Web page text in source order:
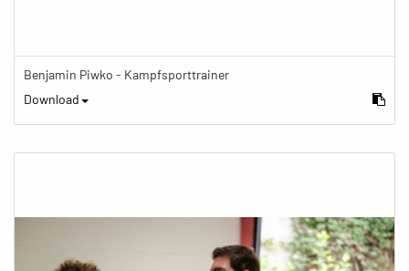
Benjamin Piwko - Kampfsporttrainer
Download